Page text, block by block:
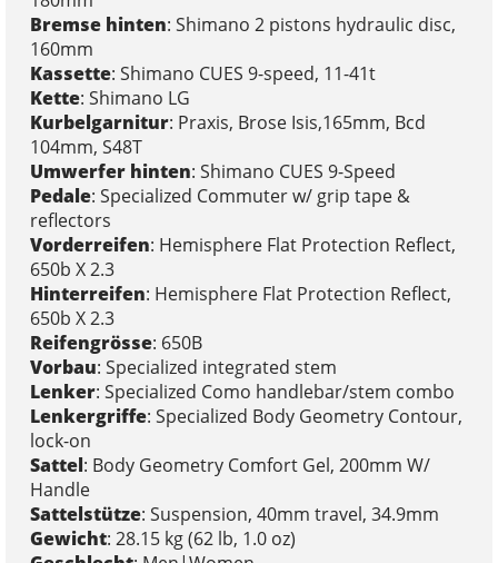
Bremse hinten: Shimano 2 pistons hydraulic disc,
160mm
Kassette: Shimano CUES 9-speed, 11-41t
Kette: Shimano LG
Kurbelgarnitur: Praxis, Brose Isis,165mm, Bcd
104mm, S48T
Umwerfer hinten: Shimano CUES 9-Speed
Pedale: Specialized Commuter w/ grip tape &
reflectors
Vorderreifen: Hemisphere Flat Protection Reflect,
650b X 2.3
Hinterreifen: Hemisphere Flat Protection Reflect,
650b X 2.3
Reifengrösse: 650B
Vorbau: Specialized integrated stem
Lenker: Specialized Como handlebar/stem combo
Lenkergriffe: Specialized Body Geometry Contour,
lock-on
Sattel: Body Geometry Comfort Gel, 200mm W/
Handle
Sattelstütze: Suspension, 40mm travel, 34.9mm
Gewicht: 28.15 kg (62 lb, 1.0 oz)